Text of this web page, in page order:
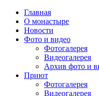
Главная
О монастыре
Новости
Фото и видео
Фотогалерея
Видеогалерея
Архив фото и
Приют
Фотогалерея
Видеогалерея